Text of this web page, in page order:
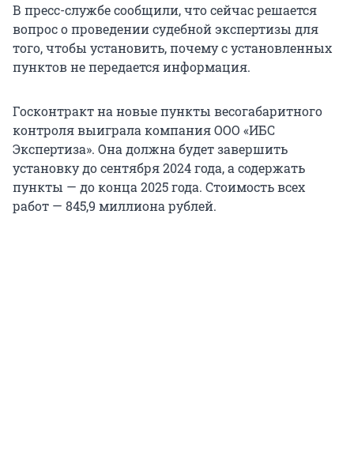
В пресс-службе сообщили, что сейчас решается
вопрос о проведении судебной экспертизы для
того, чтобы установить, почему с установленных
пунктов не передается информация.
Госконтракт на новые пункты весогабаритного
контроля выиграла компания ООО «ИБС
Экспертиза». Она должна будет завершить
установку до сентября 2024 года, а содержать
пункты — до конца 2025 года. Стоимость всех
работ — 845,9 миллиона рублей.